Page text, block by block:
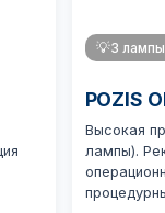
💡3 лампы
POZIS
Высокая
лампы).